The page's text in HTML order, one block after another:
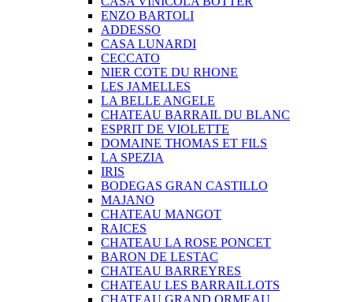
ENZO BARTOLI
ADDESSO
CASA LUNARDI
CECCATO
NIER COTE DU RHONE
LES JAMELLES
LA BELLE ANGELE
CHATEAU BARRAIL DU BLANC
ESPRIT DE VIOLETTE
DOMAINE THOMAS ET FILS
LA SPEZIA
IRIS
BODEGAS GRAN CASTILLO
MAJANO
CHATEAU MANGOT
RAICES
CHATEAU LA ROSE PONCET
BARON DE LESTAC
CHATEAU BARREYRES
CHATEAU LES BARRAILLOTS
CHATEAU GRAND ORMEAU